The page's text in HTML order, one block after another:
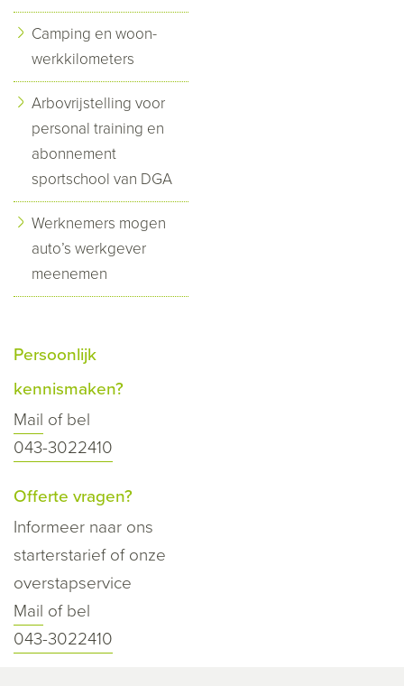
Camping en woon-
werkkilometers
Arbovrijstelling voor
personal training en
abonnement
sportschool van DGA
Werknemers mogen
auto’s werkgever
meenemen
Persoonlijk
kennismaken?
Mail of bel
043-3022410
Offerte vragen?
Informeer naar ons
starterstarief of onze
overstapservice
Mail of bel
043-3022410